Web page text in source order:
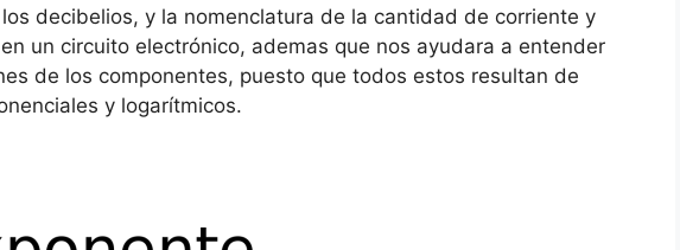
decibelios, y la nomenclatura de la cantidad de corriente y
un circuito electrónico, ademas que nos ayudara a entender
de los componentes, puesto que todos estos resultan de
y logarítmicos.